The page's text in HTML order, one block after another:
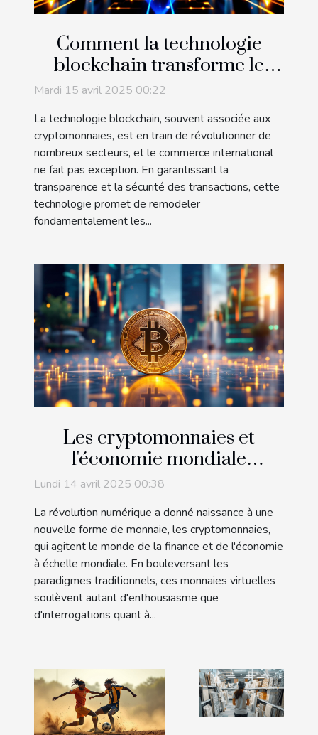
Comment la technologie
blockchain transforme le
commerce international
Mardi 15 avril 2025 00:22
La technologie blockchain, souvent associée aux
cryptomonnaies, est en train de révolutionner de
nombreux secteurs, et le commerce international
ne fait pas exception. En garantissant la
transparence et la sécurité des transactions, cette
technologie promet de remodeler
fondamentalement les...
Les cryptomonnaies et
l'économie mondiale
comprendre leur impact et
leur potentiel futur
Lundi 14 avril 2025 00:38
La révolution numérique a donné naissance à une
nouvelle forme de monnaie, les cryptomonnaies,
qui agitent le monde de la finance et de l'économie
à échelle mondiale. En bouleversant les
paradigmes traditionnels, ces monnaies virtuelles
soulèvent autant d'enthousiasme que
d'interrogations quant à...